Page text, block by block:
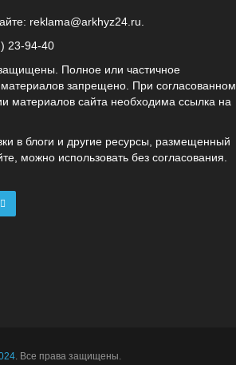
reklama@arkhyz24.ru
23‑94‑40
Полное или частичное
запрещено. При согласованном
материалов сайта необходима ссылка на
в блоги и другие ресурсы, размещенный
можно использовать без согласования.
. Все права защищены.